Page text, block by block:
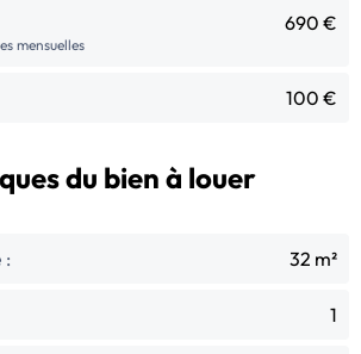
690 €
mensuelles
100 €
du bien à louer
: 32 m²
1